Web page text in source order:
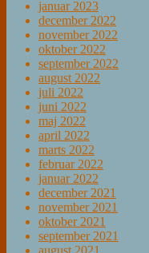
januar 2023
december 2022
november 2022
oktober 2022
september 2022
august 2022
juli 2022
juni 2022
maj 2022
april 2022
marts 2022
februar 2022
januar 2022
december 2021
november 2021
oktober 2021
september 2021
august 2021